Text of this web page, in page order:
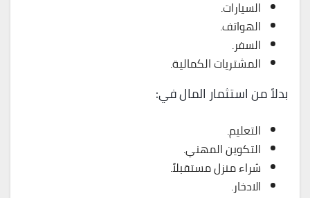
السيارات.
الهواتف.
السفر.
المشتريات الكمالية.
بدلاً من استثمار المال في:
التعليم.
التكوين المهني.
شراء منزل مستقبلاً.
الادخار.